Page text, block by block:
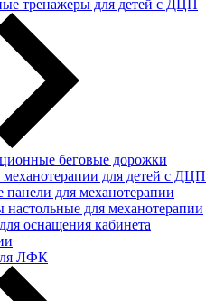
тренажеры для детей с ДЦП
беговые дорожки
для детей с ДЦП
панели для механотерапии
настольные для механотерапии
оснащения кабинета
ЛФК